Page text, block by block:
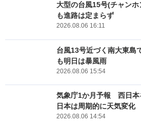
大型の台風15号(チャン
も進路は定まらず
2026.08.06 16:11
台風13号近づく南大東
も明日は暴風雨
2026.08.06 15:54
気象庁1か月予報 西日
日本は周期的に天気変化
2026.08.06 14:54